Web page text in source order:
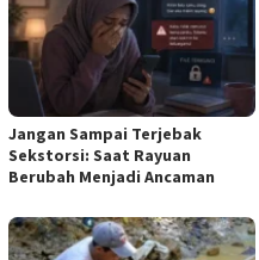
Jangan Sampai Terjebak
Sekstorsi: Saat Rayuan
Berubah Menjadi Ancaman